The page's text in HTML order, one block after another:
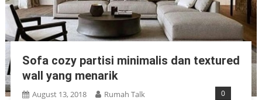
Sofa cozy partisi minimalis dan textured
wall yang menarik
August 13, 2018 Rumah Talk 0